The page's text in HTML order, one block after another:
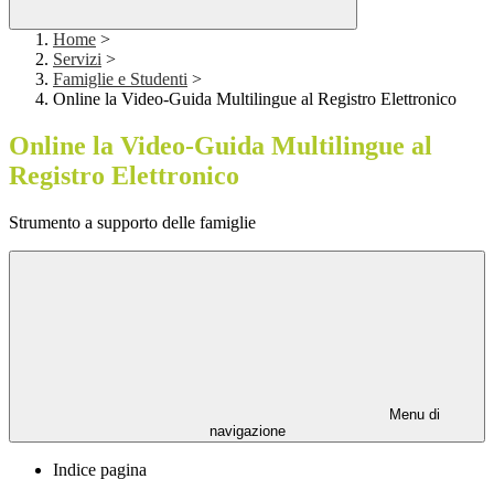
Home >
Servizi >
Famiglie e Studenti >
Online la Video-Guida Multilingue al Registro Elettronico
Online la Video-Guida Multilingue al
Registro Elettronico
Strumento a supporto delle famiglie
Menu di
navigazione
Indice pagina